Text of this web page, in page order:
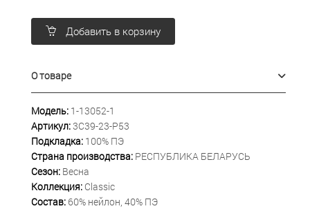
Добавить в корзину
О товаре
Модель: 1-13052-1
Артикул:3С39-23-Р53
Подкладка: 100% ПЭ
Страна производства: РЕСПУБЛИКА БЕЛАРУСЬ
Сезон: Весна
Коллекция: Classic
Состав: 60% нейлон, 40% ПЭ